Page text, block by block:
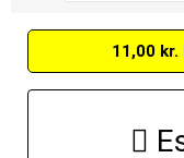
11,00